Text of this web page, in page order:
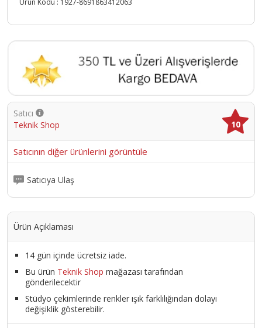
Ürün Kodu : 1927-8691863412063
Satıcı
Teknik Shop
10
Satıcının diğer ürünlerini görüntüle
Satıcıya Ulaş
Ürün Açıklaması
14 gün içinde ücretsiz iade.
Bu ürün Teknik Shop mağazası tarafından
gönderilecektir
Stüdyo çekimlerinde renkler ışık farklılığından dolayı
değişiklik gösterebilir.